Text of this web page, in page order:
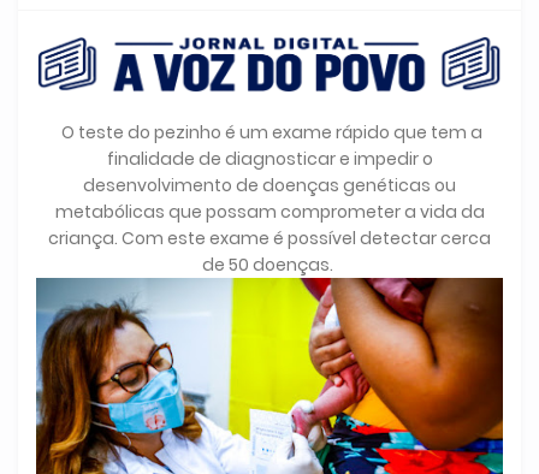
O teste do pezinho é um exame rápido que tem a
finalidade de diagnosticar e impedir o
desenvolvimento de doenças genéticas ou
metabólicas que possam comprometer a vida da
criança. Com este exame é possível detectar cerca
de 50 doenças.